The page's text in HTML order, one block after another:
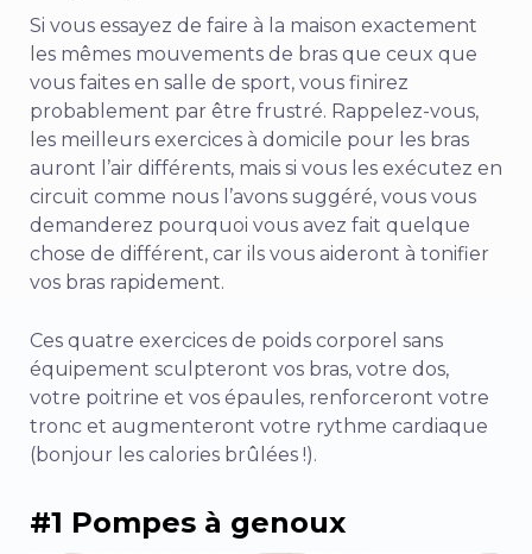
Si vous essayez de faire à la maison exactement
les mêmes mouvements de bras que ceux que
vous faites en salle de sport, vous finirez
probablement par être frustré. Rappelez-vous,
les meilleurs exercices à domicile pour les bras
auront l’air différents, mais si vous les exécutez en
circuit comme nous l’avons suggéré, vous vous
demanderez pourquoi vous avez fait quelque
chose de différent, car ils vous aideront à tonifier
vos bras rapidement.
Ces quatre exercices de poids corporel sans
équipement sculpteront vos bras, votre dos,
votre poitrine et vos épaules, renforceront votre
tronc et augmenteront votre rythme cardiaque
(bonjour les calories brûlées !).
#1 Pompes à genoux